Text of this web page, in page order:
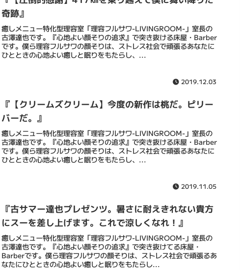
奇跡』
癒しメニュー特化型理容室「理容フルサワ-LIVINGROOM-」室長の
古澤達也です。『心地よい顔そりの追求』で突き抜ける床屋・Barber
です。僕ら理容フルサワの顔そりは、ストレス社会で頑張るあなたに
ひとときの心地よい癒しと眠りをもたらし、...
2019.12.03
『【クリームズクリーム】今度の新作は桃だ。ピリー
バーだ。』
癒しメニュー特化型理容室「理容フルサワ-LIVINGROOM-」室長の
古澤達也です。『心地よい顔そりの追求』で突き抜ける床屋・Barber
です。僕ら理容フルサワの顔そりは、ストレス社会で頑張るあなたに
ひとときの心地よい癒しと眠りをもたらし、...
2019.11.05
『古サマー達也プレゼンツ。暑さに耐えきれない貴方
にスーを差し上げます。これで涼しくなれ！』
癒しメニュー特化型理容室「理容フルサワ-LIVINGROOM-」室長の
古澤達也です。『心地よい顔そりの追求』で突き抜けてる床屋・
Barberです。僕ら理容フルサワの顔そりは、ストレス社会で頑張るあ
なたにひとときの心地よい癒しと眠りをもたらし...